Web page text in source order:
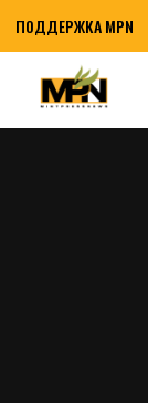
ПОДДЕРЖКА MPN